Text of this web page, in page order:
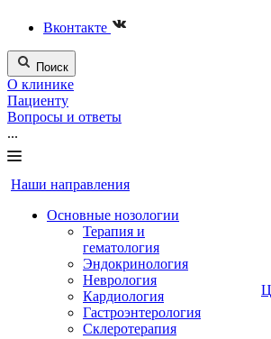
Вконтакте
Поиск
О клинике
Пациенту
Вопросы и ответы
...
Наши направления
Основные нозологии
Терапия и
гематология
Эндокринология
Неврология
Кардиология
Гастроэнтерология
Склеротерапия